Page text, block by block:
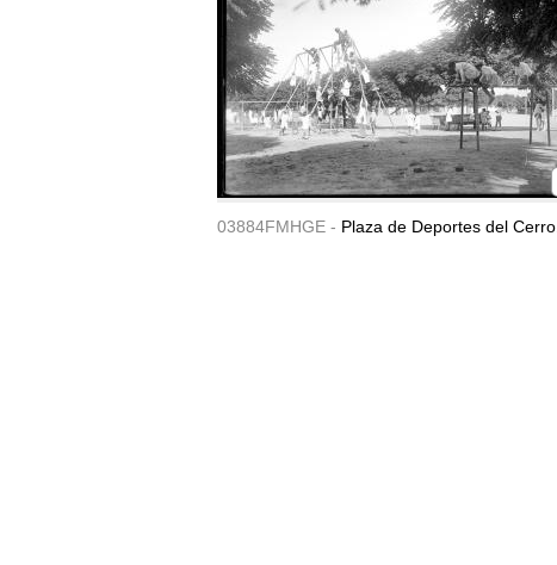
03884FMHGE - Plaza de Deportes del Cerro.